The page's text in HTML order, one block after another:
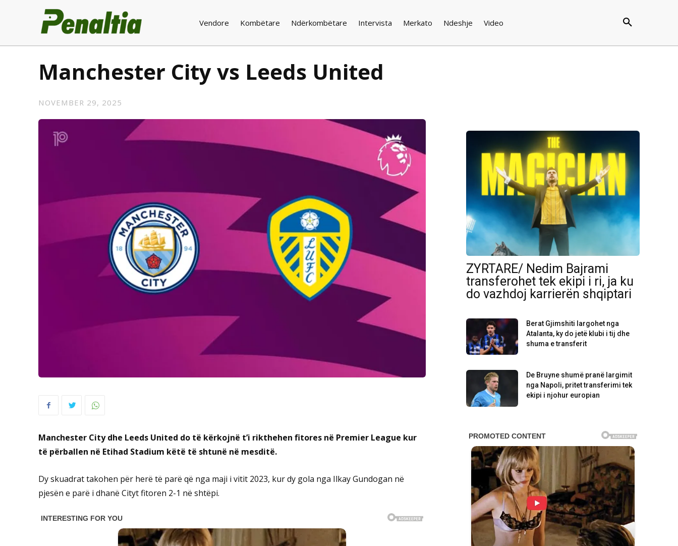
Vendore Kombëtare Ndërkombëtare Intervista Merkato Ndeshje Video
Manchester City vs Leeds United
NOVEMBER 29, 2025
Manchester City dhe Leeds United do të kërkojnë t’i rikthehen fitores në Premier League kur
të përballen në Etihad Stadium këtë të shtunë në mesditë.
Dy skuadrat takohen për herë të parë që nga maji i vitit 2023, kur dy gola nga Ilkay Gundogan në
pjesën e parë i dhanë Cityt fitoren 2-1 në shtëpi.
ZYRTARE/ Nedim Bajrami
transferohet tek ekipi i ri, ja ku
do vazhdoj karrierën shqiptari
Berat Gjimshiti largohet nga
Atalanta, ky do jetë klubi i tij dhe
shuma e transferit
De Bruyne shumë pranë largimit
nga Napoli, pritet transferimi tek
ekipi i njohur europian